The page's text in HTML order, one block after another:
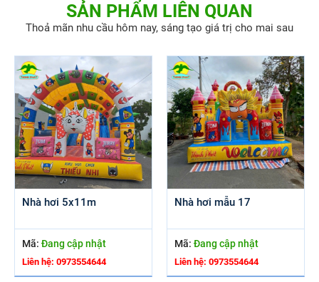
SẢN PHẨM LIÊN QUAN
Thoả mãn nhu cầu hôm nay, sáng tạo giá trị cho mai sau
Nhà hơi 5x11m
Mã: Đang cập nhật
Liên hệ: 0973554644
Nhà hơi mẫu 17
Mã: Đang cập nhật
Liên hệ: 0973554644